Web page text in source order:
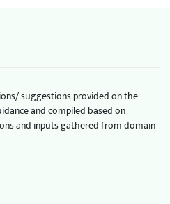
suggestions provided on the
and compiled based on
and inputs gathered from domain